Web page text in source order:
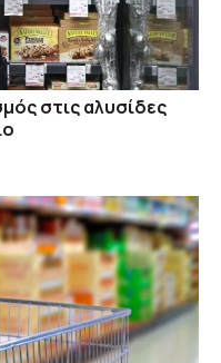
στις αλυσίδες